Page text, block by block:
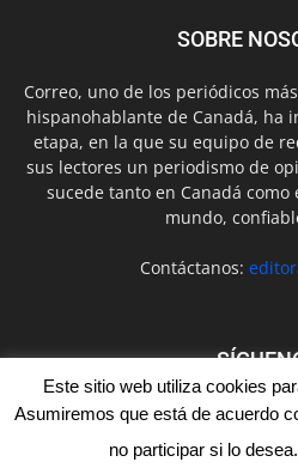
SOBRE
Correo, uno de los periódicos
hispanohablante de Canadá, ha
etapa, en la que su equipo de
sus lectores un periodismo de
sucede tanto en Canadá
mundo,
Contáctanos:
Este sitio web utiliza cookies
Asumiremos que está de acuerdo
no participar si lo desea.